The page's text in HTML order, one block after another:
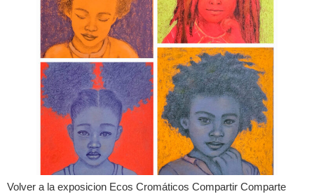
Volver a la exposicion Ecos Cromáticos Compartir Comparte